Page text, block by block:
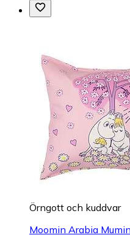
Örngott och kuddvar
Moomin Arabia